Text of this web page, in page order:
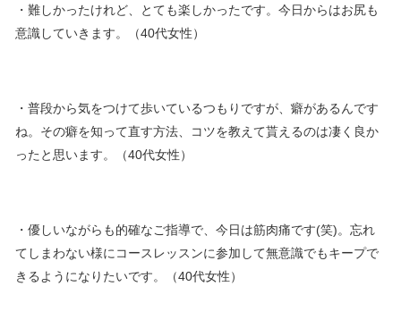
・難しかったけれど、とても楽しかったです。今日からはお尻も
意識していきます。（40代女性）
・普段から気をつけて歩いているつもりですが、癖があるんです
ね。その癖を知って直す方法、コツを教えて貰えるのは凄く良か
ったと思います。（40代女性）
・優しいながらも的確なご指導で、今日は筋肉痛です(笑)。忘れ
てしまわない様にコースレッスンに参加して無意識でもキープで
きるようになりたいです。（40代女性）